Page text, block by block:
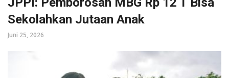
Sekolahkan Jutaan Anak
Juni 25, 2026